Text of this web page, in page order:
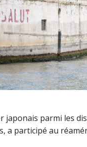
japonais parmi les
a participé au